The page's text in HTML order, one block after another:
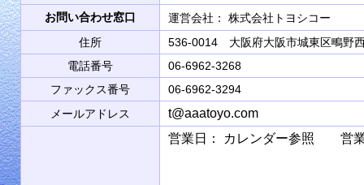
お問い合わせ窓口
運営会社： 株式会社トヨシコ
住所
536-0014 大阪府大阪市城東区鴫野
電話番号
06-6962-3268
ファックス番号
06-6962-3294
メールアドレス
t@aaatoyo.com
営業日： カレンダー参照 営業